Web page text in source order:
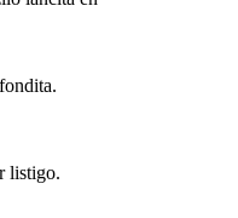
listigo.